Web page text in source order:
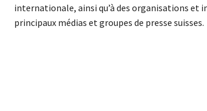
internationale, ainsi qu’à des organisations
principaux médias et groupes de presse suisses.